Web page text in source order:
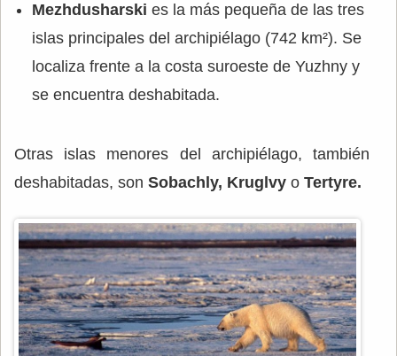
Mezhdusharski es la más pequeña de las tres
islas principales del archipiélago (742 km²). Se
localiza frente a la costa suroeste de Yuzhny y
se encuentra deshabitada.
Otras islas menores del archipiélago, también
deshabitadas, son Sobachly, Kruglvy o Tertyre.